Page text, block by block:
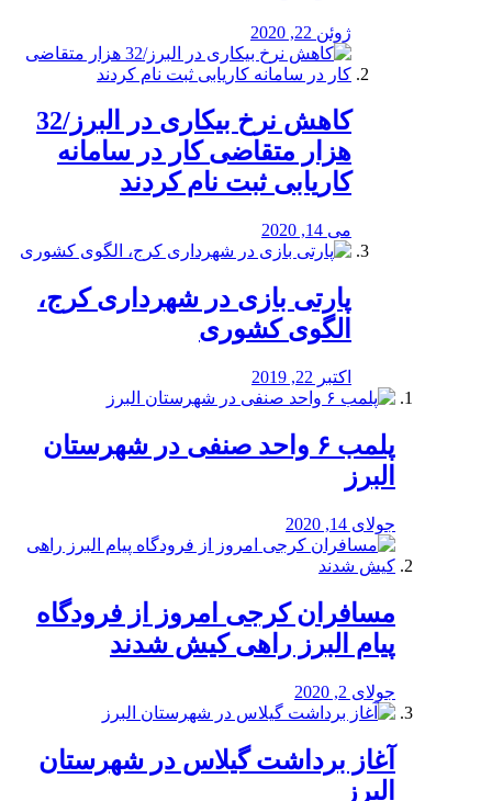
ژوئن 22, 2020
کاهش نرخ بیکاری در البرز/32
هزار متقاضی کار در سامانه
کاریابی ثبت نام کردند
می 14, 2020
پارتی بازی در شهرداری کرج،
الگوی کشوری
اکتبر 22, 2019
پلمب ۶ واحد صنفی در شهرستان
البرز
جولای 14, 2020
مسافران کرجی امروز از فرودگاه
پیام البرز راهی کیش شدند
جولای 2, 2020
آغاز برداشت گیلاس در شهرستان
البرز